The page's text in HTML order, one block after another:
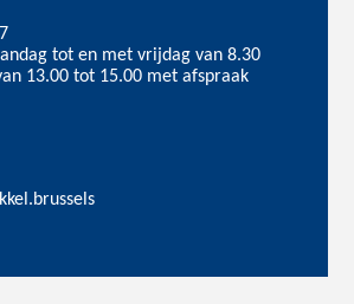
tot en met vrijdag van 8.30
13.00 tot 15.00 met afspraak